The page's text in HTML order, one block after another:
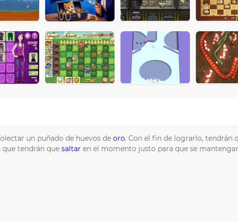
un puñado de huevos de oro. Con el fin de lograrlo, tendrán
que tendrán que saltar en el momento justo para que se